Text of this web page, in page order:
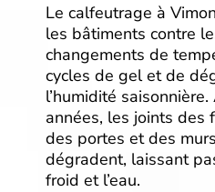
Le calfeutrage à
les bâtiments contre
changements de
cycles de gel et de
l’humidité
années, les joints des
des portes et des
dégradent, laissant
froid et l’eau.